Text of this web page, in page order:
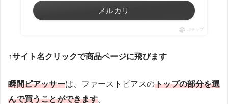
メルカリ
ポチップ
↑サイト名クリックで商品ページに飛びます
瞬間ピアッサーは、ファーストピアスのトップの部分を選
んで買うことができます。